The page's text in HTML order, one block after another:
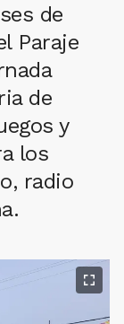
de
Paraje
de
y
los
radio